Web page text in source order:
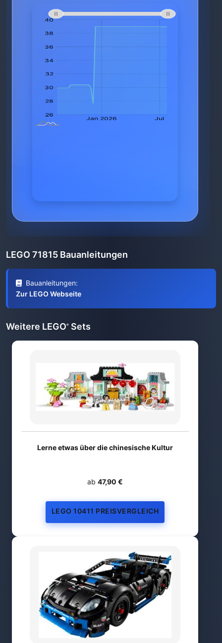
LEGO 71815 Bauanleitungen
Bauanleitungen:
Zur LEGO Webseite
Weitere LEGO® Sets
Lerne etwas über die chinesische Kultur
ab 47,90 €
LEGO 10411 PREISVERGLEICH